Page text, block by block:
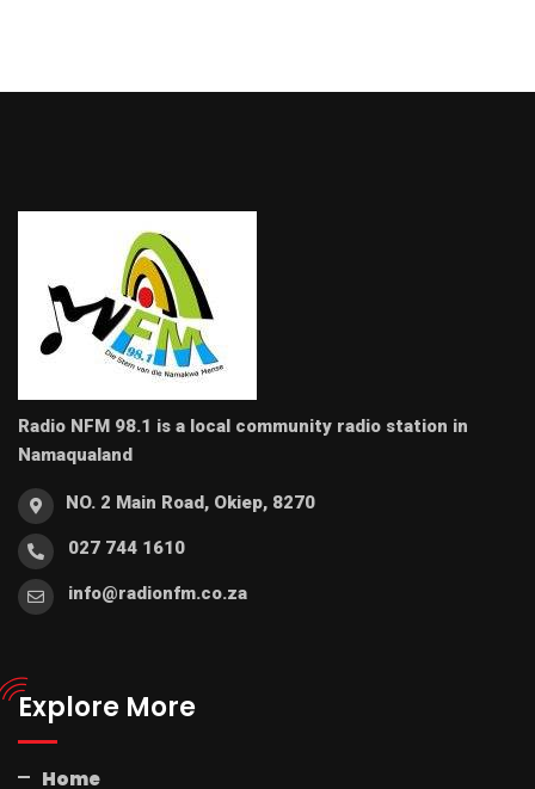
Radio NFM 98.1 is a local community radio station in
Namaqualand
NO. 2 Main Road, Okiep, 8270
027 744 1610
info@radionfm.co.za
Explore More
Home